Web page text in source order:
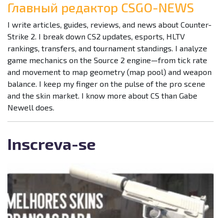
Главный редактор CSGO-NEWS
I write articles, guides, reviews, and news about Counter-
Strike 2. I break down CS2 updates, esports, HLTV
rankings, transfers, and tournament standings. I analyze
game mechanics on the Source 2 engine—from tick rate
and movement to map geometry (map pool) and weapon
balance. I keep my finger on the pulse of the pro scene
and the skin market. I know more about CS than Gabe
Newell does.
Inscreva-se